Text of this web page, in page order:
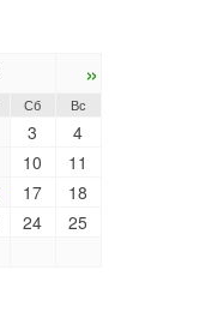
»
Сб Вс
3
4
10
11
17
18
24
25